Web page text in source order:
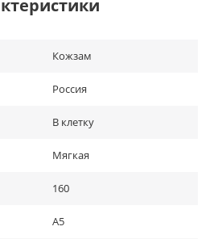
Кожзам
Россия
В клетку
Мягкая
160
A5